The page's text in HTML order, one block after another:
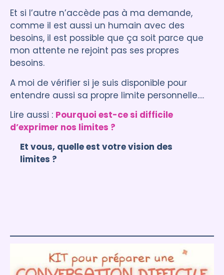
Et si l’autre n’accède pas à ma demande,
comme il est aussi un humain avec des
besoins, il est possible que ça soit parce que
mon attente ne rejoint pas ses propres
besoins.
A moi de vérifier si je suis disponible pour
entendre aussi sa propre limite personnelle….
Lire aussi : Pourquoi est-ce si difficile
d’exprimer nos limites ?
Et vous, quelle est votre vision des
limites ?